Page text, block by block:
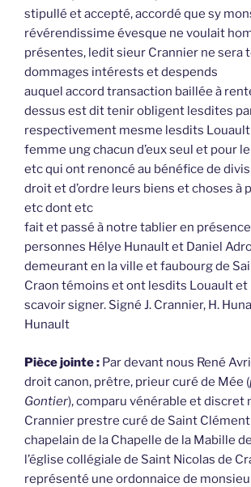
stipullé et accepté, accordé que sy
révérendissime évesque ne voulait
présentes, ledit sieur Crannier ne sera
dommages intérests et despends
auquel accord transaction baillée à
dessus est dit tenir obligent lesdites
respectivement mesme lesdits
femme ung chacun d’eux seul et pour
etc qui ont renoncé au bénéfice de
droit et d’ordre leurs biens et choses à
etc dont etc
fait et passé à notre tablier en
personnes Hélye Hunault et Daniel
demeurant en la ville et faubourg de
Craon témoins et ont lesdits Louault et
scavoir signer. Signé J. Crannier, H.
Hunault
Pièce jointe : Par devant nous René
droit canon, prêtre, prieur curé de Mée (
Gontier), comparu vénérable et discret
Crannier prestre curé de Saint
chapelain de la Chapelle de la Mabille
l’église collégiale de Saint Nicolas de
représenté une ordonnaice de